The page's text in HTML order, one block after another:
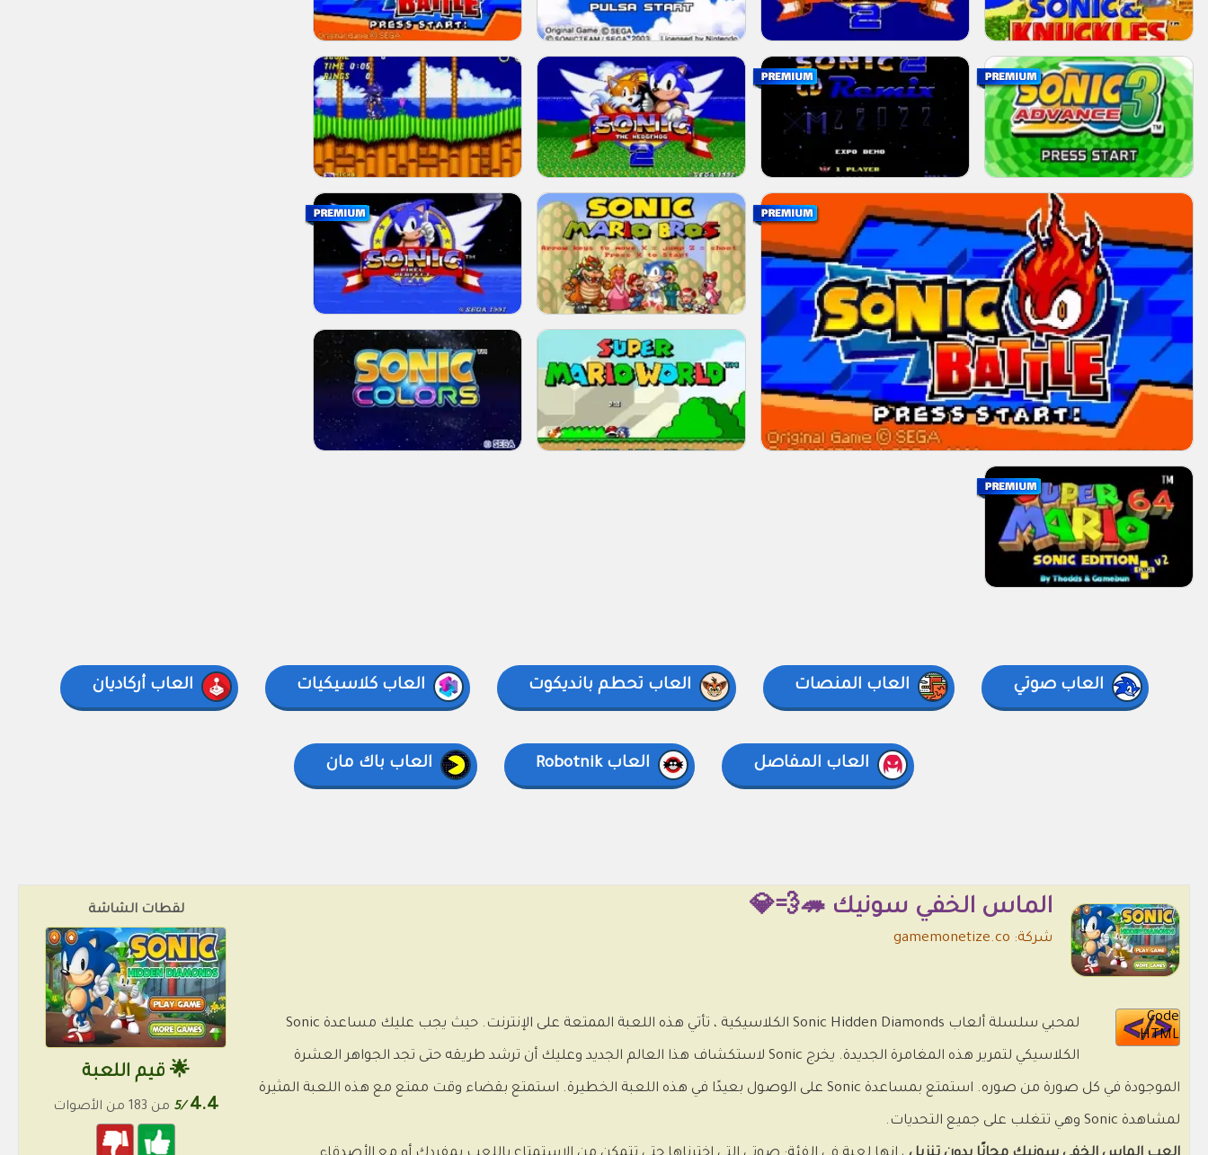
العاب صوتي العاب المنصات العاب تحطم بانديكوت العاب كلاسيكيات العاب أركاديان
العاب المفاصل العاب Robotnik العاب باك مان
لقطات الشاشة
🌟 قيم اللعبة
4.4
/5 من 183 من الأصوات
الماس الخفي سونيك 🦔💨💎
شركة: gamemonetize.co
Code
HTML
لمحبي سلسلة ألعاب Sonic Hidden Diamonds الكلاسيكية ، تأتي هذه اللعبة الممتعة على الإنترنت. حيث يجب عليك مساعدة Sonic
الكلاسيكي لتمرير هذه المغامرة الجديدة. يخرج Sonic لاستكشاف هذا العالم الجديد وعليك أن ترشد طريقه حتى تجد الجواهر العشرة
الموجودة في كل صورة من صوره. استمتع بمساعدة Sonic على الوصول بعيدًا في هذه اللعبة الخطيرة. استمتع بقضاء وقت ممتع مع هذه اللعبة المثيرة
لمشاهدة Sonic وهي تتغلب على جميع التحديات.